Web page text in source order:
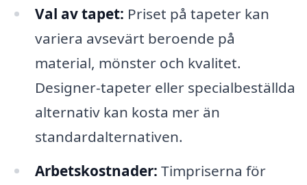
Val av tapet: Priset på tapeter kan
variera avsevärt beroende på
material, mönster och kvalitet.
Designer-tapeter eller specialbeställda
alternativ kan kosta mer än
standardalternativen.
Arbetskostnader: Timpriserna för